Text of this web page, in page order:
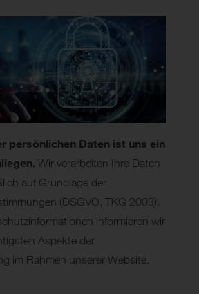
persönlichen Daten ist uns ein
Wir verarbeiten Ihre Daten
auf Grundlage der
(DSGVO, TKG 2003).
informieren wir
Aspekte der
im Rahmen unserer Website.